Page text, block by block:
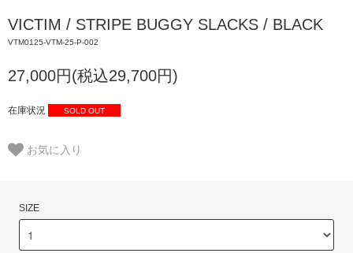
VICTIM / STRIPE BUGGY SLACKS / BLACK
VTM0125-VTM-25-P-002
27,000円(税込29,700円)
在庫状況 SOLD OUT
お気に入り
SIZE